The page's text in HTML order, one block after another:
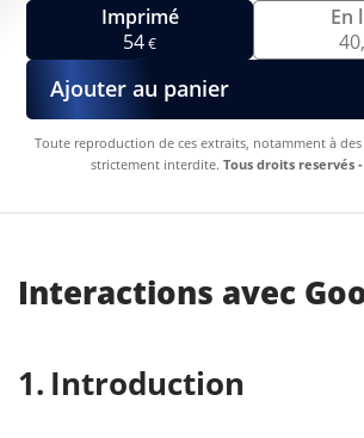
Imprimé
54€
En
40,
Ajouter au panier
Toute reproduction de ces extraits, notamment à
strictement interdite. Tous droits reservés
Interactions avec
Introduction